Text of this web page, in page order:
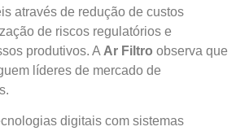
através de redução de custos
de riscos regulatórios e
produtivos. A Ar Filtro observa que
líderes de mercado de
digitais com sistemas